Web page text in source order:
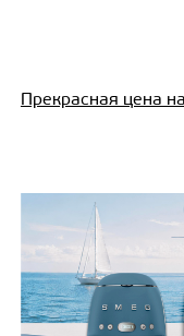
Прекрасная цена